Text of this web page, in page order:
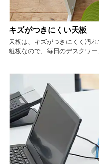
キズがつきにくい天板
天板は、キズがつきにくく汚
粧板なので、毎日のデスクワー